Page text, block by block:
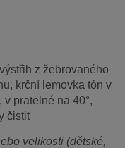
z žebrovaného
krční lemovka tón v
pratelné na 40°,
čistit
velikosti (dětské,